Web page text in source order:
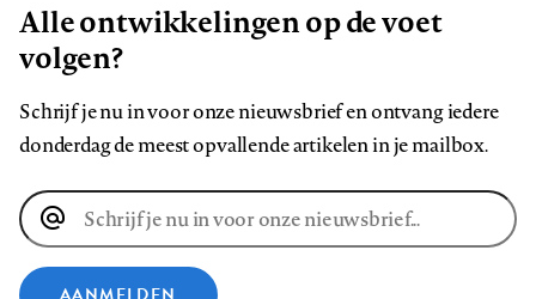
Alle ontwikkelingen op de voet
volgen?
Schrijf je nu in voor onze nieuwsbrief en ontvang iedere
donderdag de meest opvallende artikelen in je mailbox.
E-
mailadres